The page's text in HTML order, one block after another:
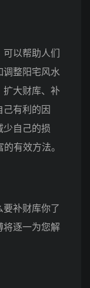
以帮助人们
调整阳宅风水
扩大财库、补
有利的因
自己的损
有效方法。
补财库你了
将逐一为您解